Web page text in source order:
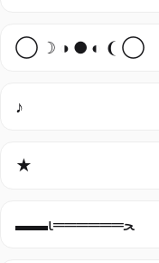
◯ ☽ ◑ ● ◐ ❨ ◯
♪
★
▬▬ι══════ﺤ